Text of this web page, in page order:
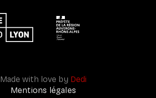
Made with love by Dedi
Mentions légales